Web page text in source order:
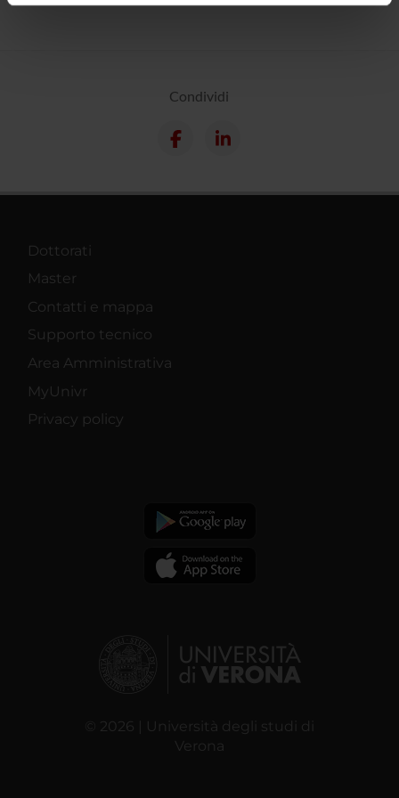
raccolto dal tuo utilizzo dei loro servizi.
Condividi
Dottorati
Master
Contatti e mappa
Supporto tecnico
Area Amministrativa
MyUnivr
Privacy policy
© 2026 | Università degli studi di
Verona